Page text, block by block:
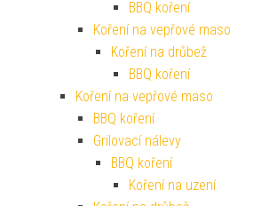
BBQ koření
Koření na vepřové maso
Koření na drůbež
BBQ koření
Koření na vepřové maso
BBQ koření
Grilovací nálevy
BBQ koření
Koření na uzení